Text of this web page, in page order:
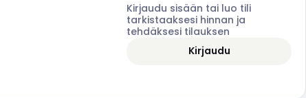
Kirjaudu sisään tai luo tili
tarkistaaksesi hinnan ja
tehdäksesi tilauksen
Kirjaudu